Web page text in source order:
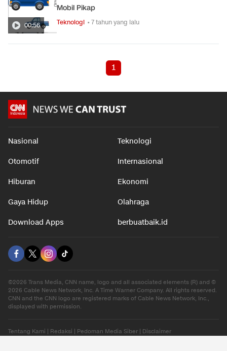
00:56
Mobil Pikap
Teknologi • 7 tahun yang lalu
1
Nasional Teknologi
Otomotif Internasional
Hiburan Ekonomi
Gaya Hidup Olahraga
Download Apps berbuatbaik.id
©2026 Trans Media, CNN name, logo and all associated elements (R) and ©
2026 Cable News Network, Inc. A Time Warner Company. All rights reserved.
CNN and the CNN logo are registered marks of Cable News Network, Inc.,
displayed with permission.
Tentang Kami Redaksi Pedoman Media Siber Disclaimer